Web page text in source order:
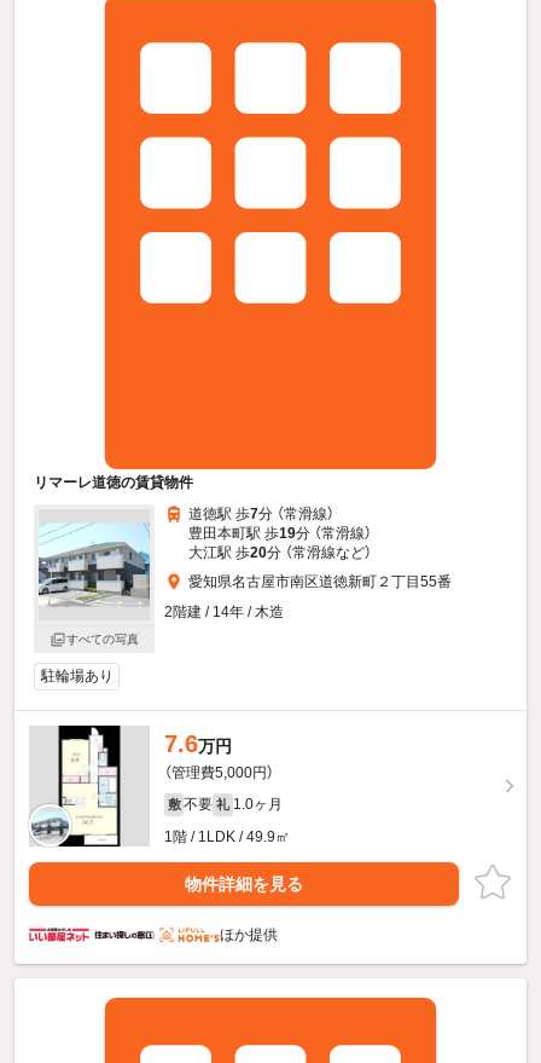
リマーレ道徳の賃貸物件
すべての写真
道徳駅 歩7分 （常滑線）
豊田本町駅 歩19分 （常滑線）
大江駅 歩20分 （常滑線など）
愛知県名古屋市南区道徳新町２丁目55番
2階建 / 14年 / 木造
駐輪場あり
7.6万円
（管理費5,000円）
敷 不要 礼 1.0ヶ月
1階 / 1LDK / 49.9㎡
物件詳細を見る
ほか提供